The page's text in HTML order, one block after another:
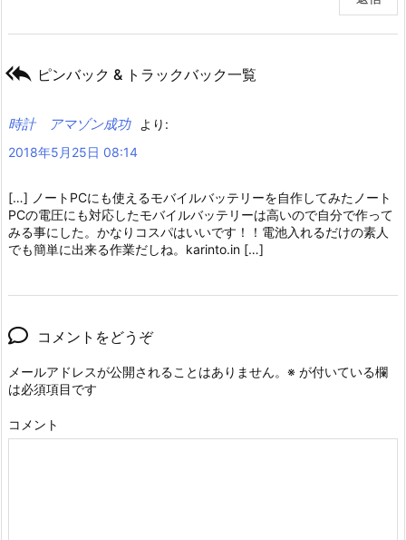
 ピンバック & トラックバック一覧
時計 アマゾン成功
より:
2018年5月25日 08:14
[…] ノートPCにも使えるモバイルバッテリーを自作してみたノート
PCの電圧にも対応したモバイルバッテリーは高いので自分で作って
みる事にした。かなりコスパはいいです！！電池入れるだけの素人
でも簡単に出来る作業だしね。karinto.in […]
コメントをどうぞ
メールアドレスが公開されることはありません。 ※ が付いている欄
は必須項目です
コメント